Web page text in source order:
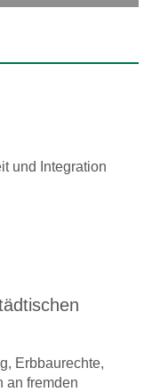
und Integration
Erbbaurechte,
an fremden